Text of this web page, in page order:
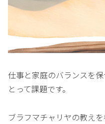
仕事と家庭のバランスを
とって課題です。
ブラフマチャリヤの教え